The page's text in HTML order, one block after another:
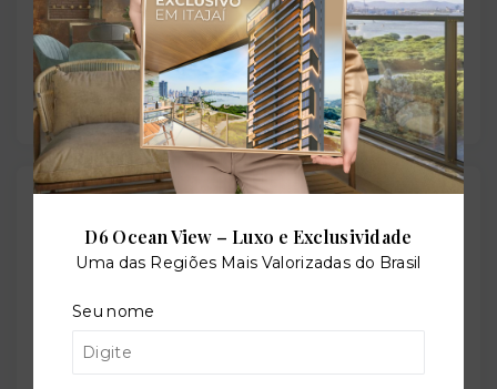
Solarium
Outras Informações
Referência:
O-36857-80116
D6 Ocean View – Luxo e Exclusividade
Uma das Regiões Mais Valorizadas do Brasil
Seu nome